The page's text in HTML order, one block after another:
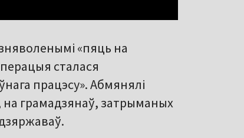
«пяць на
сталася
працэсу». Абмянялі
на грамадзянаў, затрыманых